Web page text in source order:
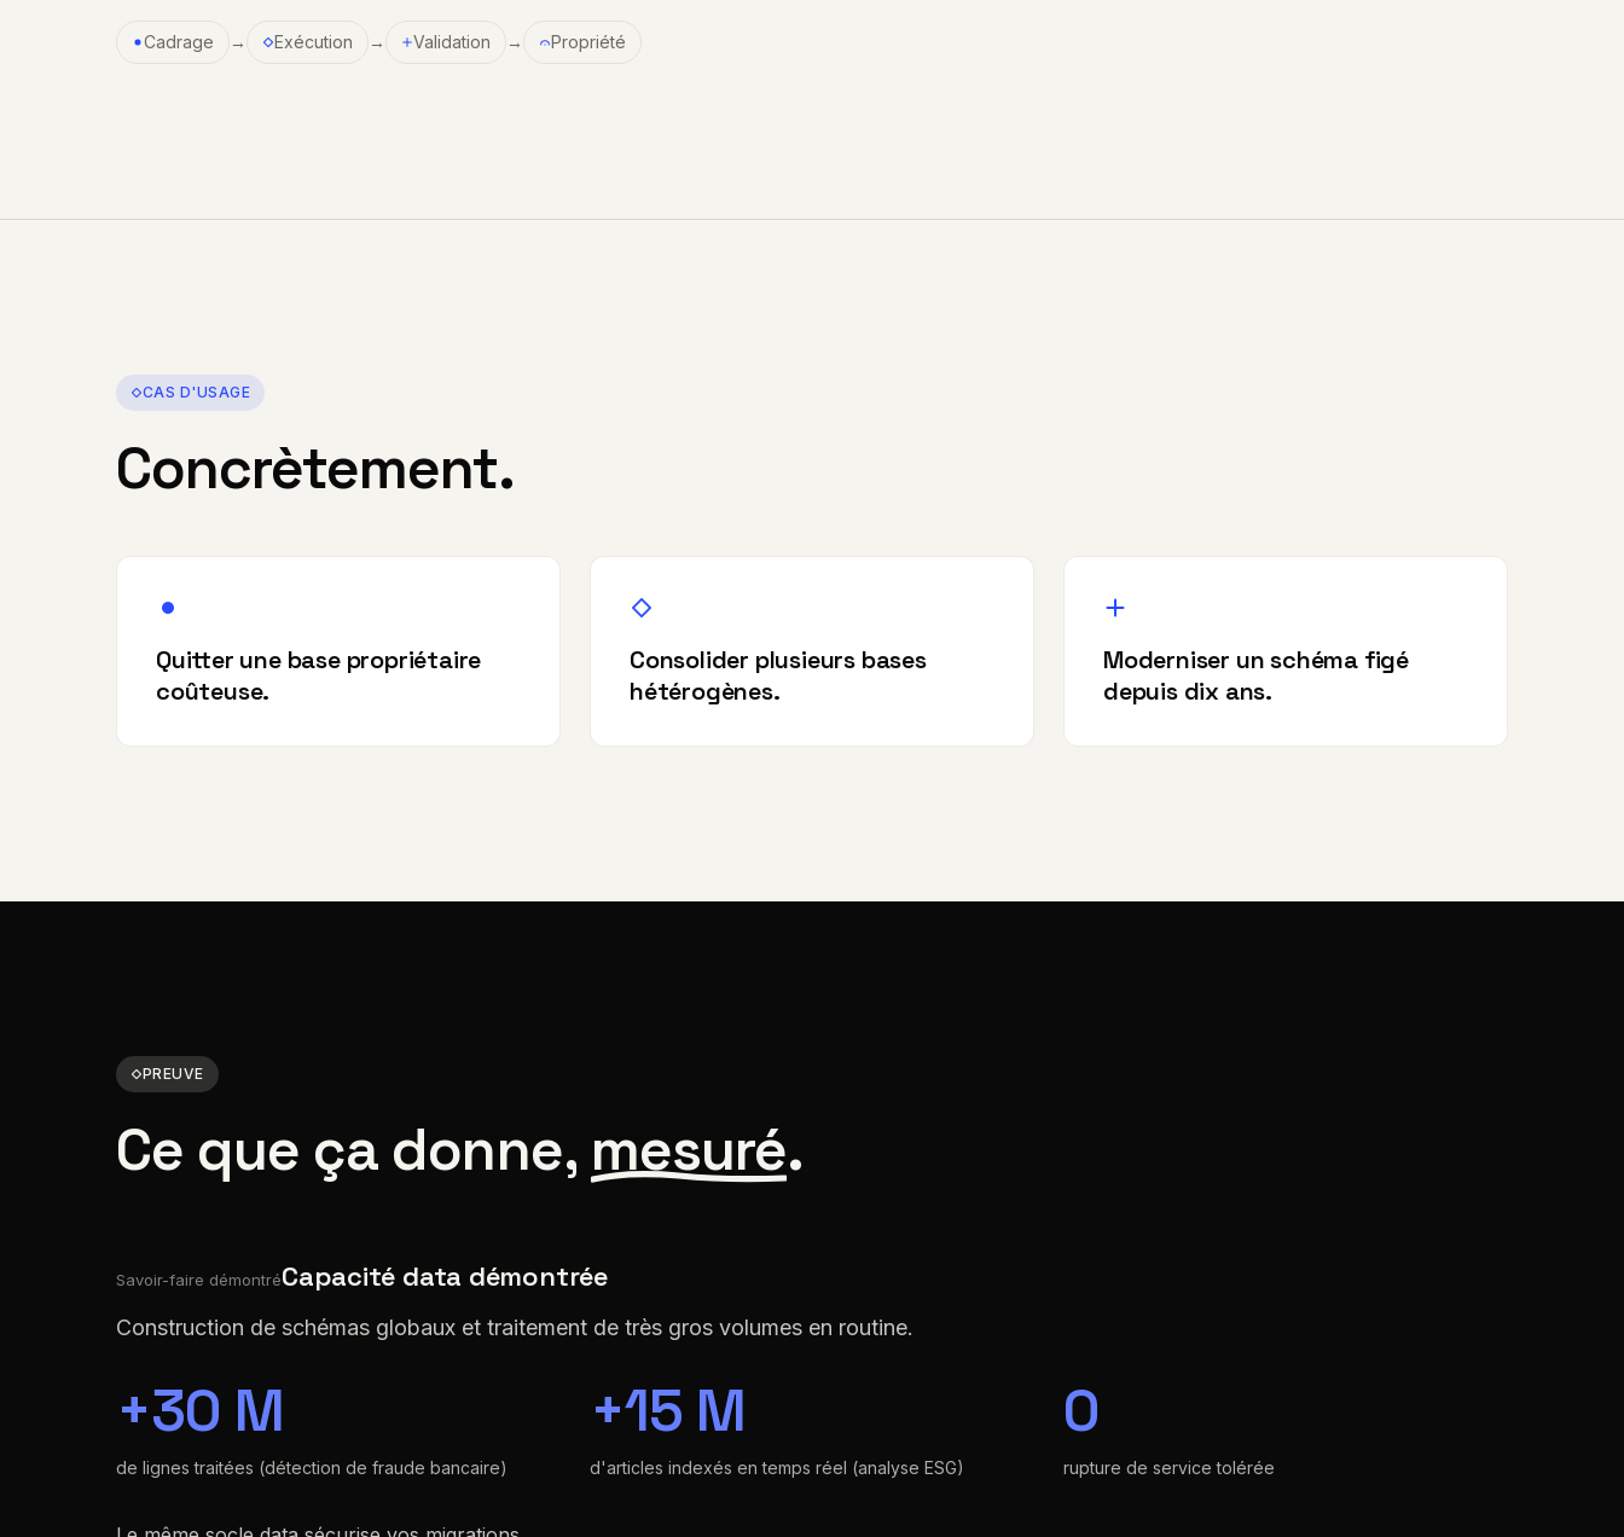
Cadrage → Exécution → Validation → Propriété
CAS D'USAGE
Concrètement.
Quitter une base propriétaire
coûteuse.
Consolider plusieurs bases
hétérogènes.
Moderniser un schéma figé
depuis dix ans.
PREUVE
Ce que ça donne, mesuré.
Savoir-faire démontréCapacité data démontrée
Construction de schémas globaux et traitement de très gros volumes en routine.
+30 M
de lignes traitées (détection de fraude bancaire)
+15 M
d'articles indexés en temps réel (analyse ESG)
0
rupture de service tolérée